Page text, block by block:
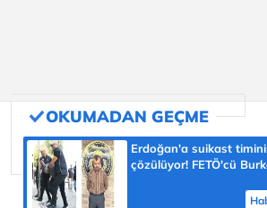
Erdoğan'a suikast
çözülüyor! FETÖ'cü